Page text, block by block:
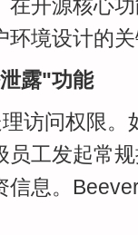
开源核心
环境设计的
露"功能
访问权限。
工发起常
息。